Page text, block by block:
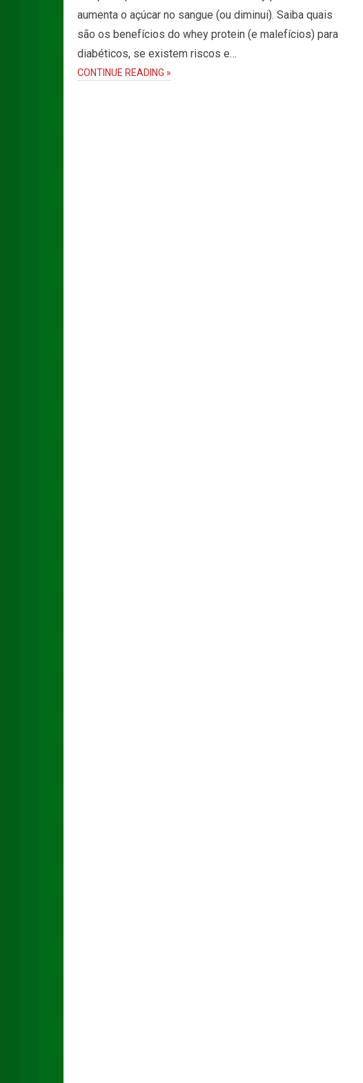
aumenta o açúcar no sangue (ou diminui). Saiba quais
são os benefícios do whey protein (e malefícios) para
diabéticos, se existem riscos e…
CONTINUE READING »